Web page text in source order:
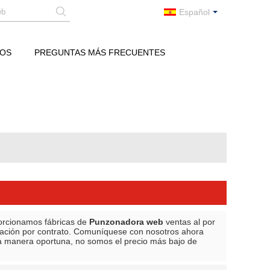
Español
PREGUNTAS MÁS FRECUENTES
fábricas de Punzonadora web ventas al por
por contrato. Comuníquese con nosotros ahora
oportuna, no somos el precio más bajo de